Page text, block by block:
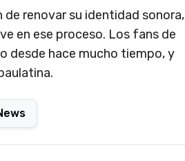
de renovar su identidad sonora,
en ese proceso. Los fans de
desde hace mucho tiempo, y